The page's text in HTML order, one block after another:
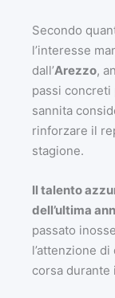
Secondo
l’interesse
dall’Arezzo,
passi
sannita
rinforzare il
stagione.
Il talento
dell’ultima
passato
l’attenzione
corsa durante